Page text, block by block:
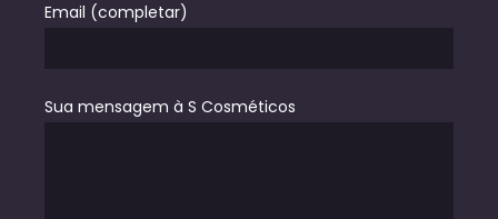
Email (completar)
Sua mensagem à S Cosméticos